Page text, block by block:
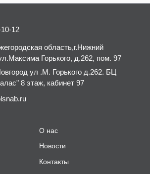
О нас
Новости
Контакты
12
область,г.Нижний
Горького, д.262, пом. 97
ул .М. Горького д.262. БЦ
8 этаж, кабинет 97